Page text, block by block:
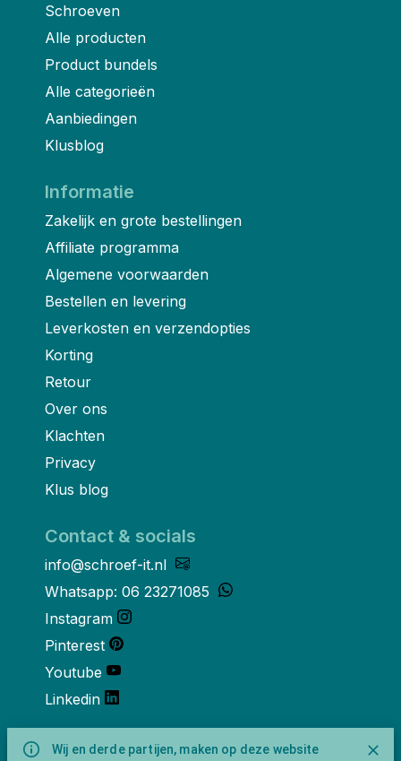
Wij en derde partijen, maken op deze website
Schroeven
Alle producten
Product bundels
Alle categorieën
Aanbiedingen
Klusblog
Informatie
Zakelijk en grote bestellingen
Affiliate programma
Algemene voorwaarden
Bestellen en levering
Leverkosten en verzendopties
Korting
Retour
Over ons
Klachten
Privacy
Klus blog
Contact & socials
info@schroef-it.nl
Whatsapp: 06 23271085
Instagram
Pinterest
Youtube
Linkedin
Over ons